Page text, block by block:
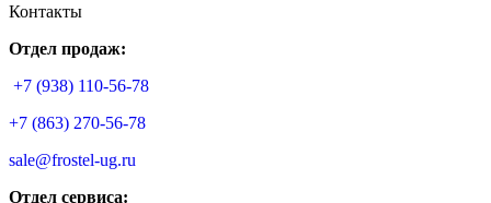
Контакты
Отдел продаж:
+7 (938) 110-56-78
+7 (863) 270-56-78
sale@frostel-ug.ru
Отдел сервиса: